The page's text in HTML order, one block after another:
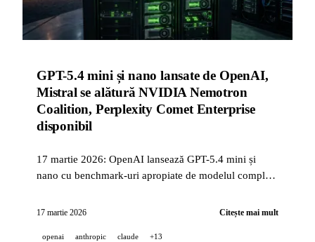
GPT-5.4 mini și nano lansate de OpenAI,
Mistral se alătură NVIDIA Nemotron
Coalition, Perplexity Comet Enterprise
disponibil
17 martie 2026: OpenAI lansează GPT-5.4 mini și
nano cu benchmark-uri apropiate de modelul complet,
Coalition la GTC 2026, iar Perplexity deschide Comet
17 martie 2026 Citește mai mult
openai anthropic claude +13